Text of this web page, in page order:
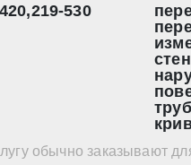
530
обычно заказывают